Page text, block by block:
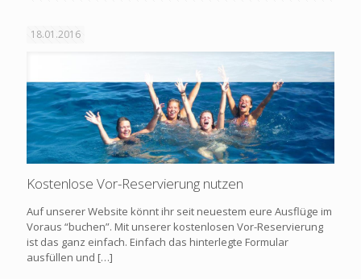
18.01.2016
Kostenlose Vor-Reservierung nutzen
Auf unserer Website könnt ihr seit neuestem eure Ausflüge im
Voraus “buchen”. Mit unserer kostenlosen Vor-Reservierung
ist das ganz einfach. Einfach das hinterlegte Formular
ausfüllen und […]